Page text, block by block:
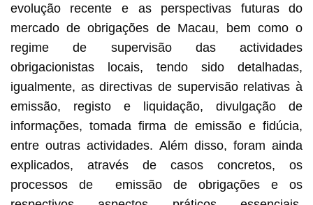
evolução recente e as perspectivas futuras do
mercado de obrigações de Macau, bem como o
regime de supervisão das actividades
obrigacionistas locais, tendo sido detalhadas,
igualmente, as directivas de supervisão relativas à
emissão, registo e liquidação, divulgação de
informações, tomada firma de emissão e fidúcia,
entre outras actividades. Além disso, foram ainda
explicados, através de casos concretos, os
processos de emissão de obrigações e os